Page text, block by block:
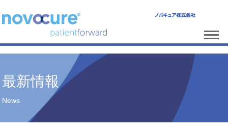
最新情報
News